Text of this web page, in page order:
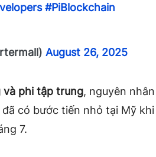
#PiBlockchain
August 26, 2025
phi tập trung, nguyên nhân
có bước tiến nhỏ tại Mỹ khi
7.